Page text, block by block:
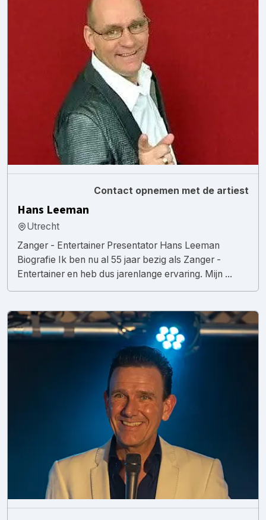
Contact opnemen met de artiest
Hans Leeman
Utrecht
Zanger - Entertainer Presentator Hans Leeman
Biografie Ik ben nu al 55 jaar bezig als Zanger -
Entertainer en heb dus jarenlange ervaring. Mijn ...